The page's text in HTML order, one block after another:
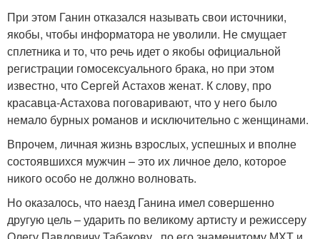
При этом Ганин отказался называть свои источники,
якобы, чтобы информатора не уволили. Не смущает
сплетника и то, что речь идет о якобы официальной
регистрации гомосексуального брака, но при этом
известно, что Сергей Астахов женат. К слову, про
красавца-Астахова поговаривают, что у него было
немало бурных романов и исключительно с женщинами.
Впрочем, личная жизнь взрослых, успешных и вполне
состоявшихся мужчин – это их личное дело, которое
никого особо не должно волновать.
Но оказалось, что наезд Ганина имел совершенно
другую цель – ударить по великому артисту и режиссеру